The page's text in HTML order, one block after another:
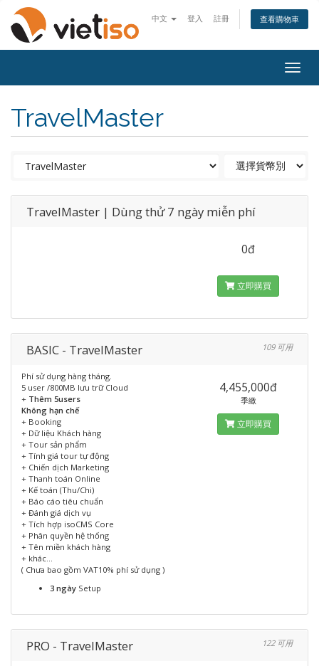
中文 登入 註冊 查看購物車
TravelMaster
TravelMaster | Dùng thử 7 ngày miễn phí
0đ
立即購買
BASIC - TravelMaster 109 可用
Phí sử dụng hàng tháng.
5 user /800MB lưu trữ Cloud
+ Thêm 5users
Không hạn chế
+ Booking
+ Dữ liệu Khách hàng
+ Tour sản phẩm
+ Tính giá tour tự động
+ Chiến dịch Marketing
+ Thanh toán Online
+ Kế toán (Thu/Chi)
+ Báo cáo tiêu chuẩn
+ Đánh giá dịch vụ
+ Tích hợp isoCMS Core
+ Phân quyền hệ thống
+ Tên miền khách hàng
+ khác...
( Chưa bao gồm VAT10% phí sử dụng )
3 ngày Setup
4,455,000đ
季繳
立即購買
PRO - TravelMaster 122 可用